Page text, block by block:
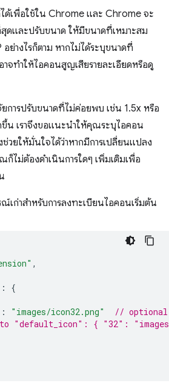
เพื่อใช้ใน Chrome และ Chrome จะ
ดและปรับขนาด ให้มีขนาดที่เหมาะสม
ย่างไรก็ตาม หากไม่ได้ระบุขนาดที่
จทำให้ไอคอนสูญเสียรายละเอียดหรือดู
ารปรับขนาดที่ไม่ค่อยพบ เช่น 1.5x หรือ
น เราจึงขอแนะนำให้คุณระบุไอคอน
วยให้มั่นใจได้ว่าหากมีการเปลี่ยนแปลง
ไม่ต้องดำเนินการใดๆ เพิ่มเติมเพื่อ
เก่าสำหรับการลงทะเบียนไอคอนเริ่มต้น
,
:
{
: "images/icon32.png"
// optional
"default_icon": { "32":